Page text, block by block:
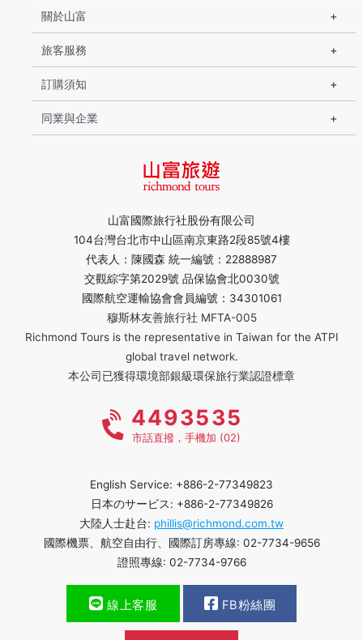
山富國際旅行社股份有限公司
104台灣台北市中山區南京東路2段85號4樓
代表人：陳國森 統一編號：22888987
交觀綜字第2029號 品保協會北0030號
國際航空運輸協會會員編號：34301061
穆斯林友善旅行社 MFTA-005
Richmond Tours is the representative in Taiwan for the ATPI
global travel network.
本公司已獲得環境部銀級環保旅行業認證標章
關於山富
旅客服務
訂購須知
同業與企業
4493535
市話直撥，手機加 (02)
English Service: +886-2-77349823
日本のサービス: +886-2-77349826
大陸人士赴台: phillis@richmond.com.tw
國際機票、航空自由行、國際訂房專線: 02-7734-9656
證照專線: 02-7734-9766
線上客服 FB粉絲團